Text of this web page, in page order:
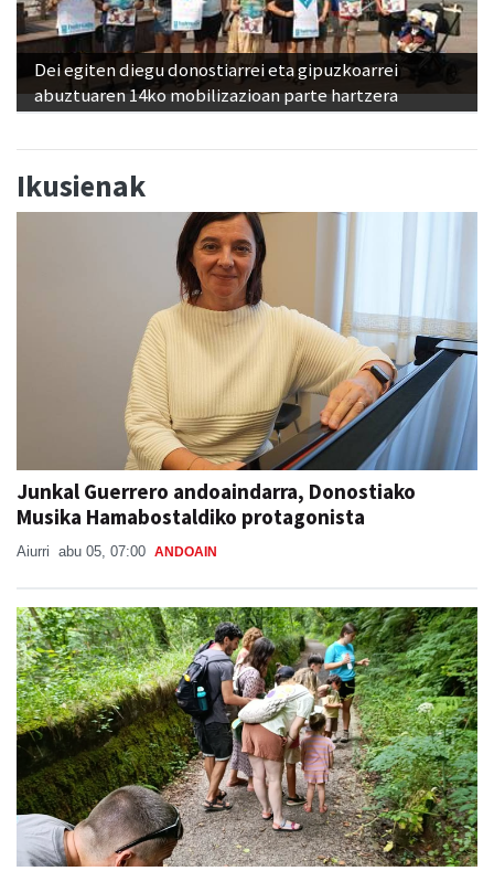
Dei egiten diegu donostiarrei eta gipuzkoarrei
abuztuaren 14ko mobilizazioan parte hartzera
Ikusienak
Junkal Guerrero andoaindarra, Donostiako
Musika Hamabostaldiko protagonista
Aiurri abu 05, 07:00 ANDOAIN